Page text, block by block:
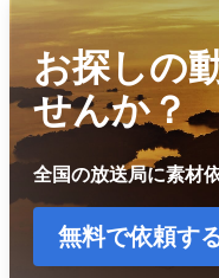
お探しの
せんか？
全国の放送局に素材
無料で依頼す